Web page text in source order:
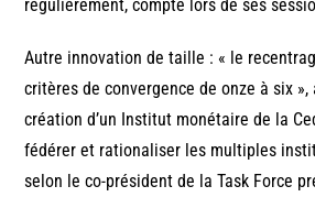
régulièrement, compte lors de ses
Autre innovation de taille : « le
critères de convergence de onze à six »,
création d’un Institut monétaire de la
fédérer et rationaliser les multiples
selon le co-président de la Task Force